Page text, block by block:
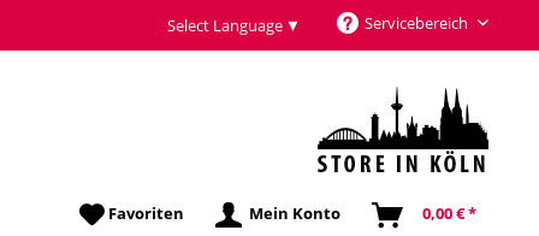
Servicebereich
Select Language ▼
Favoriten Mein Konto 0,00 € *